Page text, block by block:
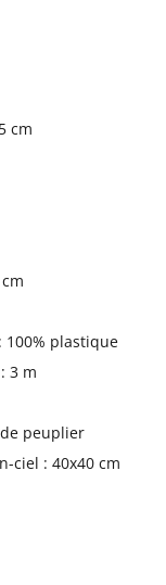
cm
plastique
3 m
peuplier
ciel : 40x40 cm